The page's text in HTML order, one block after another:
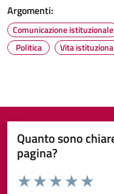
Argomenti:
Comunicazione istituzionale
Politica
Vita
Quanto sono
pagina?
Valuta da 1 a 5 stelle la